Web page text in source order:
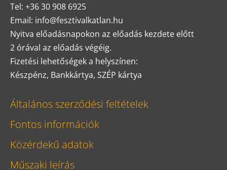
Tel: +36 30 908 6925
Email: info@fesztivalkatlan.hu
Nyitva előadásnapokon az előadás kezdete előtt
2 órával az előadás végéig.
Fizetési lehetőségek a helyszínen:
Készpénz, Bankkártya, SZÉP kártya
Általános szerződési feltételek
Fontos információk
Közérdekű adatok
Műszaki leírás